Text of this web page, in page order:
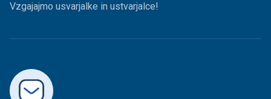
Vzgajajmo usvarjalke in ustvarjalce!